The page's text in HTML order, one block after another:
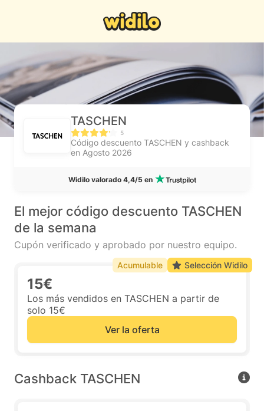
TASCHEN
5
Código descuento TASCHEN y cashback
en Agosto 2026
Widilo valorado 4,4/5 en
El mejor código descuento TASCHEN
de la semana
Cupón verificado y aprobado por nuestro equipo.
15€
Los más vendidos en TASCHEN a partir de
solo 15€
Ver la oferta
Acumulable Selección Widilo
Cashback TASCHEN